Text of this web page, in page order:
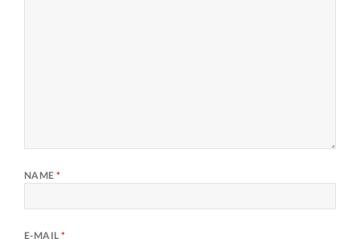
NAME*
E-MAIL*